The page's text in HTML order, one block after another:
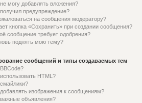
могу добавлять вложения?
предупреждение?
на сообщения модератору?
кнопка «Сохранить» при создании сообщения?
сообщение требует одобрения?
поднять мою тему?
сообщений и типы создаваемых тем
HTML?
изображения к сообщениям?
важные объявления?